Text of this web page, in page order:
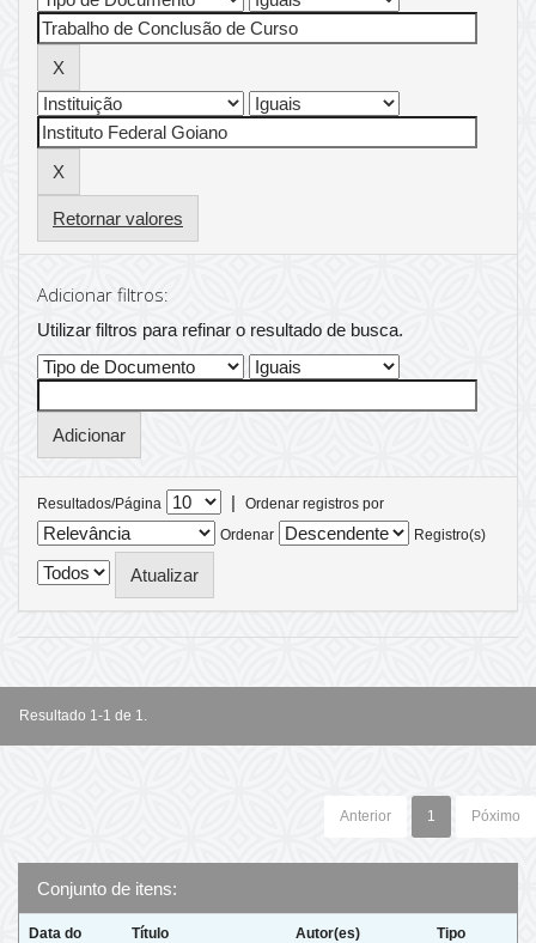
Retornar valores
Adicionar filtros:
Utilizar filtros para refinar o resultado de busca.
Resultados/Página |
Ordenar registros por
Ordenar
Registro(s)
Resultado 1-1 de 1.
Anterior 1 Póximo
Conjunto de itens:
Data do
Título Autor(es) Tipo